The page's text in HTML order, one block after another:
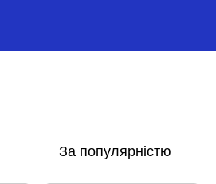
За популярністю